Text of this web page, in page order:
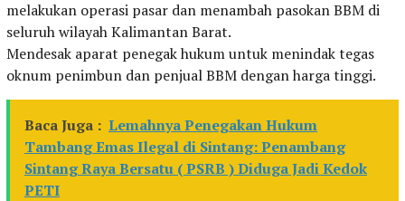
melakukan operasi pasar dan menambah pasokan BBM di
seluruh wilayah Kalimantan Barat.
Mendesak aparat penegak hukum untuk menindak tegas
oknum penimbun dan penjual BBM dengan harga tinggi.
Baca Juga : Lemahnya Penegakan Hukum
Tambang Emas Ilegal di Sintang: Penambang
Sintang Raya Bersatu ( PSRB ) Diduga Jadi Kedok
PETI